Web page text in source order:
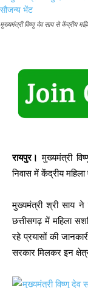
मुख्यमंत्री विष्णु देव साय से केंद्रीय
रायपुर। मुख्यमंत्री
निवास में केंद्रीय
मुख्यमंत्री श्री साय ने
छत्तीसगढ़ में महिला
रहे प्रयासों की
सरकार मिलकर इन